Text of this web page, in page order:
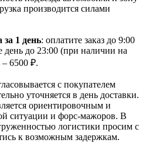
производится силами
за 1 день: оплатите заказ до 9:00
день до 23:00 (при наличии на
– 6500 ₽.
с покупателем
уточняется в день доставки.
ориентировочным и
ситуации и форс-мажоров. В
логистики просим с
к возможным задержкам.